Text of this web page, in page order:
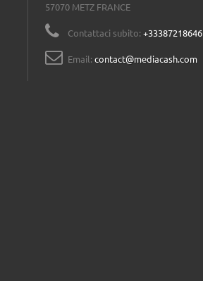
57070 METZ FRANCE
Contattaci subito: +33387218646
Email: contact@mediacash.com